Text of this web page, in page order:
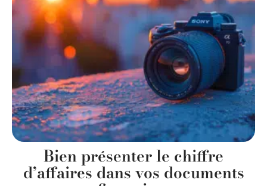
Bien présenter le chiffre
d’affaires dans vos documents